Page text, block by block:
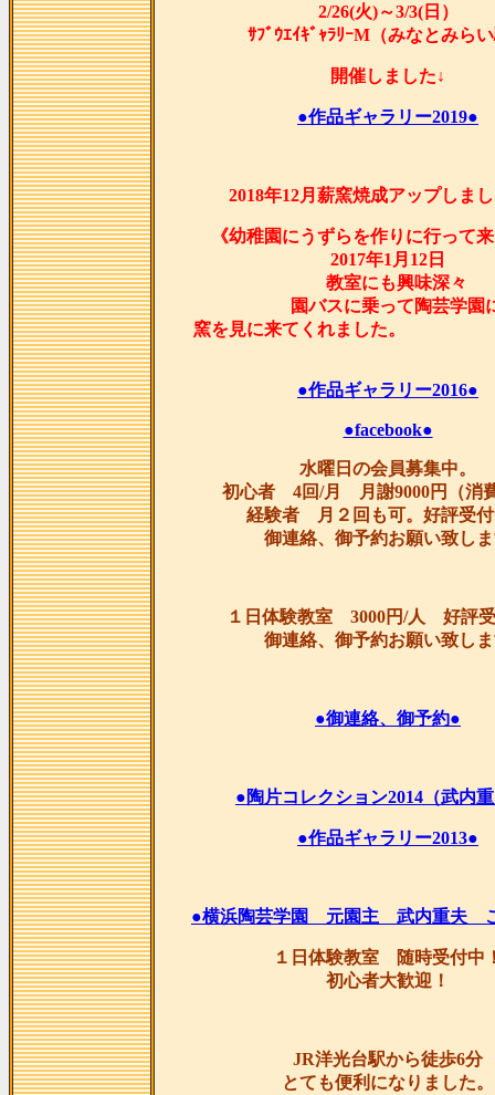
2/26(火)～3/3(日）
ｻﾌﾞｳｴｲｷﾞｬﾗﾘｰM（みなとみら
開催しました↓
●作品ギャラリー2019●
2018年12月薪窯焼成アップしま
《幼稚園にうずらを作りに行って
2017年1月12日
教室にも興味深々
園バスに乗って陶芸学園
窯を見に来てくれま
●作品ギャラリー2016●
●facebook●
水曜日の会員募集中。
初心者 4回/月 月謝9000円（消
経験者 月２回も可。好評受
御連絡、御予約お願い致し
１日体験教室 3000円/人 好評
御連絡、御予約お願い致し
●御連絡、御予約●
●陶片コレクション2014（武内
●作品ギャラリー2013●
●横浜陶芸学園 元園主 武内重夫
１日体験教室 随時受付中
初心者大歓迎！
JR洋光台駅から徒歩6分
とても便利になりました。